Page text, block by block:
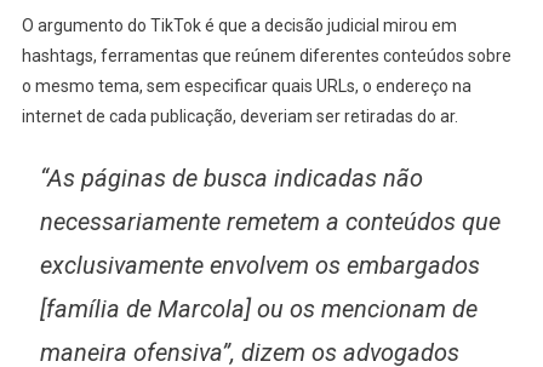
O argumento do TikTok é que a decisão judicial mirou em
hashtags, ferramentas que reúnem diferentes conteúdos sobre
o mesmo tema, sem especificar quais URLs, o endereço na
internet de cada publicação, deveriam ser retiradas do ar.
“As páginas de busca indicadas não
necessariamente remetem a conteúdos que
exclusivamente envolvem os embargados
[família de Marcola] ou os mencionam de
maneira ofensiva”, dizem os advogados